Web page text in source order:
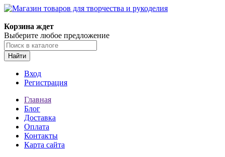
Корзина ждет
Выберите любое предложение
Найти
Вход
Регистрация
Главная
Блог
Доставка
Оплата
Контакты
Карта сайта